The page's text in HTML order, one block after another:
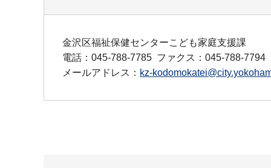
金沢区福祉保健センターこども家庭支援課
電話：045-788-7785 ファクス：045-788-7794
メールアドレス： kz-